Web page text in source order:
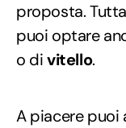
proposta.
puoi optare
o divitello.
A piacere puoi